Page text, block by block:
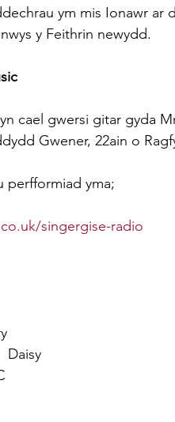
ym mis Ionawr
y Feithrin newydd.
cael gwersi gitar gyda
Gwener, 22ain o
perfformiad yma;
singergise-radio
Daisy